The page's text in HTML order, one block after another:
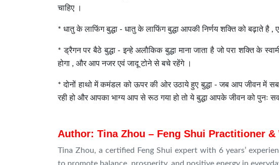
चाहिए ।
* धातु के लाफिंग बुद्धा - धातु के लाफिंग बुद्धा आपकी निर्णय शक्ति को बढ़ाते है
* ड्रैगन पर बैठे बुद्धा - इन्हे अलौकिक बुद्धा माना जाता है जो परा शक्ति के
होगा , और आप नजर एवं जादू टोने से बचे रहेंगे ।
* दोनों हाथो में कमंडल को ऊपर की ओर उठाये हुए बुद्धा - जब आप जीवन में सब
रही हो और आपका भाग्य आप से रूठ गया हो तो ये बुद्धा आपके जीवन को पुनः
Author: Tina Zhou – Feng Shui Practitioner
Tina Zhou, a certified Feng Shui expert with 6 years’